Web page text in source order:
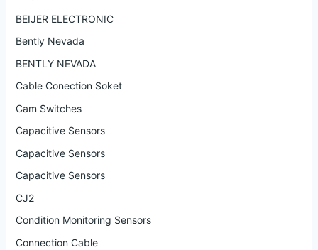
BEIJER ELECTRONIC
Bently Nevada
BENTLY NEVADA
Cable Conection Soket
Cam Switches
Capacitive Sensors
Capacitive Sensors
Capacitive Sensors
CJ2
Condition Monitoring Sensors
Connection Cable